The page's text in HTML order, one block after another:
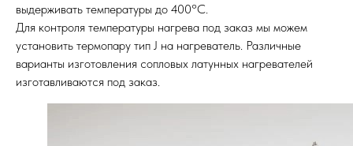
выдерживать температуры до 400°C.
Для контроля температуры нагрева под заказ мы можем
установить термопару тип J на нагреватель. Различные
варианты изготовления сопловых латунных нагревателей
изготавливаются под заказ.